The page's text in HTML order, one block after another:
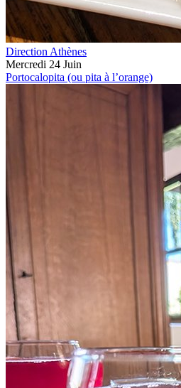
Direction Athènes
Mercredi 24 Juin
Portocalopita (ou pita à l’orange)